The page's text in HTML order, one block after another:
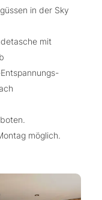
in der Sky
mit
möglich.